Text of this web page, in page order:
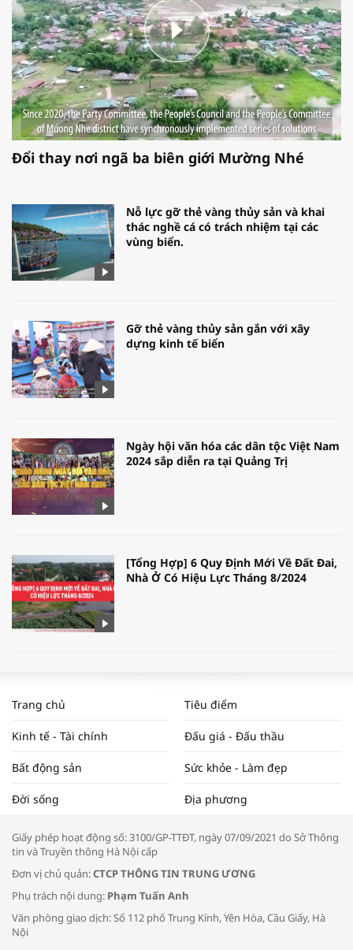
Đổi thay nơi ngã ba biên giới Mường Nhé
Nỗ lực gỡ thẻ vàng thủy sản và khai
thác nghề cá có trách nhiệm tại các
vùng biển.
Gỡ thẻ vàng thủy sản gắn với xây
dựng kinh tế biển
Ngày hội văn hóa các dân tộc Việt Nam
2024 sắp diễn ra tại Quảng Trị
[Tổng Hợp] 6 Quy Định Mới Về Đất Đai,
Nhà Ở Có Hiệu Lực Tháng 8/2024
NAM NĂM 2024 VÀ NĂM 2025 | NHỊP
ĐẬP THỊ TRƯỜNG #62
Tọa đàm “Xúc tiến thương mại: Khơi
Bác sĩ tư vấn cách phòng tránh bệnh
đường hô hấp trong thời tiết giao mùa
Trang chủ Tiêu điểm
Kinh tế - Tài chính Đấu giá - Đấu thầu
Bất động sản Sức khỏe - Làm đẹp
Đời sống Địa phương
Giấy phép hoạt động số: 3100/GP-TTĐT, ngày 07/09/2021 do Sở Thông
tin và Truyền thông Hà Nội cấp
Đơn vị chủ quản:CTCP THÔNG TIN TRUNG ƯƠNG
Phụ trách nội dung: Phạm Tuấn Anh
Văn phòng giao dịch: Số 112 phố Trung Kính, Yên Hòa, Cầu Giấy, Hà
Nội